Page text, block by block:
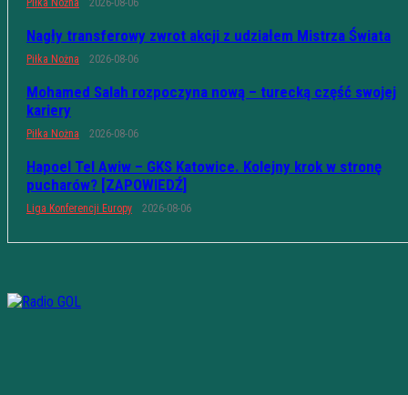
Piłka Nożna 2026-08-06
Nagły transferowy zwrot akcji z udziałem Mistrza Świata
Piłka Nożna 2026-08-06
Mohamed Salah rozpoczyna nową – turecką część swojej
kariery
Piłka Nożna 2026-08-06
Hapoel Tel Awiw – GKS Katowice. Kolejny krok w stronę
pucharów? [ZAPOWIEDŹ]
Liga Konferencji Europy 2026-08-06